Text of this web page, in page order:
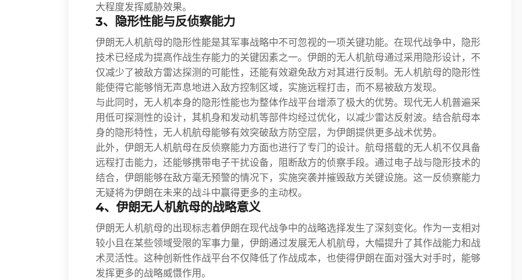
大程度发挥威胁效果。
3、隐形性能与反侦察能力
伊朗无人机航母的隐形性能是其军事战略中不可忽视的一项关键功能。在现代战争中，隐形
技术已经成为提高作战生存能力的关键因素之一。伊朗的无人机航母通过采用隐形设计，不
仅减少了被敌方雷达探测的可能性，还能有效避免敌方对其进行反制。无人机航母的隐形性
能使得它能够悄无声息地进入敌方控制区域，实施远程打击，而不易被敌方发现。
与此同时，无人机本身的隐形性能也为整体作战平台增添了极大的优势。现代无人机普遍采
用低可探测性的设计，其机身和发动机等部件均经过优化，以减少雷达反射波。结合航母本
身的隐形特性，无人机航母能够有效突破敌方防空层，为伊朗提供更多战术优势。
此外，伊朗无人机航母在反侦察能力方面也进行了专门的设计。航母搭载的无人机不仅具备
远程打击能力，还能够携带电子干扰设备，阻断敌方的侦察手段。通过电子战与隐形技术的
结合，伊朗能够在敌方毫无预警的情况下，实施突袭并摧毁敌方关键设施。这一反侦察能力
无疑将为伊朗在未来的战斗中赢得更多的主动权。
4、伊朗无人机航母的战略意义
伊朗无人机航母的出现标志着伊朗在现代战争中的战略选择发生了深刻变化。作为一支相对
较小且在某些领域受限的军事力量，伊朗通过发展无人机航母，大幅提升了其作战能力和战
术灵活性。这种创新性作战平台不仅降低了作战成本，也使得伊朗在面对强大对手时，能够
发挥更多的战略威慑作用。